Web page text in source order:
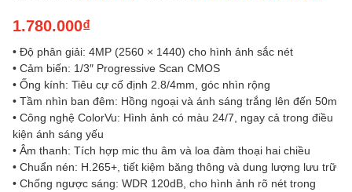
1.780.000₫
• Độ phân giải: 4MP (2560 × 1440) cho hình ảnh sắc nét
• Cảm biến: 1/3″ Progressive Scan CMOS
• Ống kính: Tiêu cự cố định 2.8/4mm, góc nhìn rộng
• Tầm nhìn ban đêm: Hồng ngoại và ánh sáng trắng lên đến 50m
• Công nghệ ColorVu: Hình ảnh có màu 24/7, ngay cả trong điều
kiện ánh sáng yếu
• Âm thanh: Tích hợp mic thu âm và loa đàm thoại hai chiều
• Chuẩn nén: H.265+, tiết kiệm băng thông và dung lượng lưu trữ
• Chống ngược sáng: WDR 120dB, cho hình ảnh rõ nét trong